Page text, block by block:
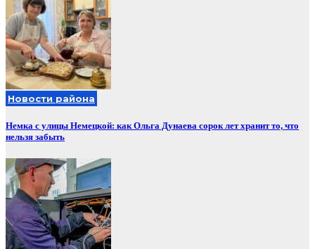
Новости района
Немка с улицы Немецкой: как Ольга Дунаева сорок лет хранит то, что
нельзя забыть